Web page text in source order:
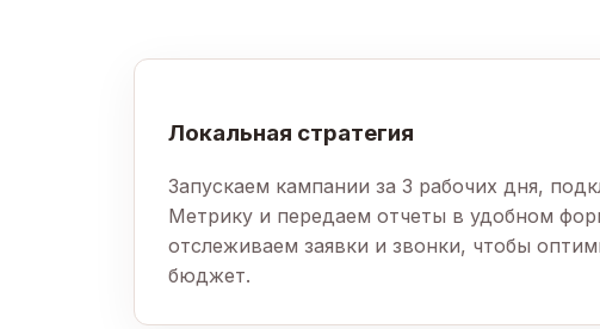
Локальная стратегия
Запускаем кампании за 3 рабочих дня,
Метрику и передаем отчеты в удобном
отслеживаем заявки и звонки, чтобы
бюджет.